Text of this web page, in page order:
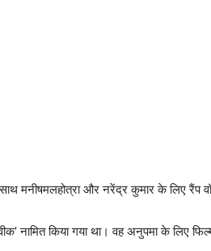
​​और नरेंद्र कुमार के लिए रैंप वॉक
नामित किया गया था। वह अनुपमा के लिए